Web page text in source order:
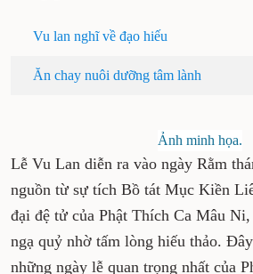
Vu lan nghĩ về đạo hiếu
Ăn chay nuôi dưỡng tâm lành
Ảnh minh họa.
Lễ Vu Lan diễn ra vào ngày Rằm
nguồn từ sự tích Bồ tát Mục Kiền
đại đệ tử của Phật Thích Ca Mâu
ngạ quỷ nhờ tấm lòng hiếu thảo.
những ngày lễ quan trọng nhất của